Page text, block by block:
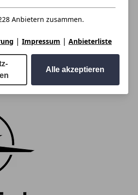
Anbietern zusammen.
| Impressum | Anbieterliste
Alle akzeptieren